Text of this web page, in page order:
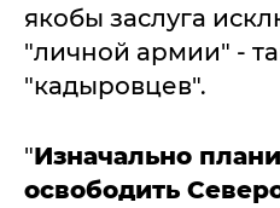
якобы заслуга
"личной армии" -
"кадыровцев".
"Изначально
освободить